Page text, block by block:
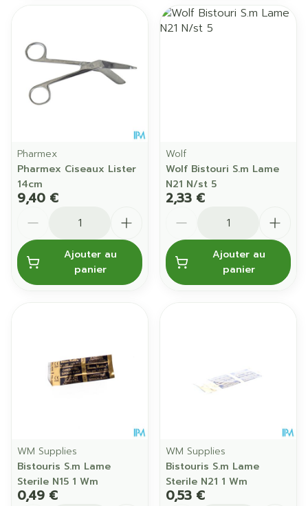
Pharmex
Pharmex Ciseaux Lister
14cm
9,40 €
Ajouter au
panier
Wolf
Wolf Bistouri S.m Lame
N21 N/st 5
2,33 €
Ajouter au
panier
WM Supplies
Bistouris S.m Lame
Sterile N15 1 Wm
0,49 €
WM Supplies
Bistouris S.m Lame
Sterile N21 1 Wm
0,53 €